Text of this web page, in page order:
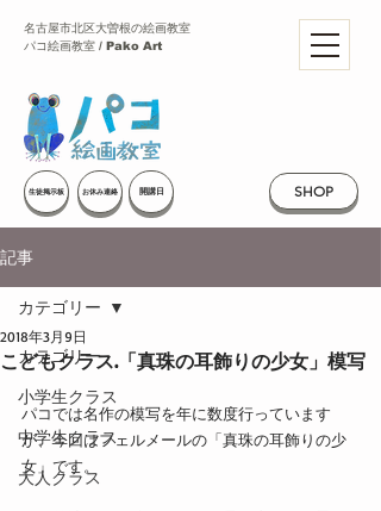
SHOP
名古屋市北区大曽根の絵画教室
パコ絵画教室 / Pako Art
生徒掲示板 お休み連絡 開講日
記事
カテゴリー
小学生クラス
中学生クラス
大人クラス
カテゴリー
こどもクラス.「真珠の耳飾りの少女」模写
2018年3月9日
パコでは名作の模写を年に数度行っています
が、今回はフェルメールの「真珠の耳飾りの少
女」です。